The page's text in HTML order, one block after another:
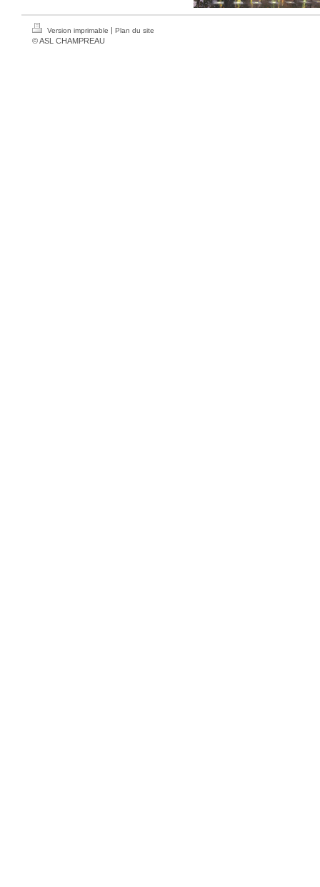
Version imprimable | Plan du site
© ASL CHAMPREAU